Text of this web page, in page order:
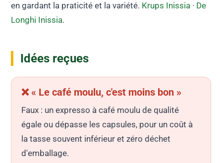
en gardant la praticité et la variété. Krups Inissia · De
Longhi Inissia.
Idées reçues
❌ « Le café moulu, c'est moins bon »
Faux : un expresso à café moulu de qualité
égale ou dépasse les capsules, pour un coût à
la tasse souvent inférieur et zéro déchet
d'emballage.